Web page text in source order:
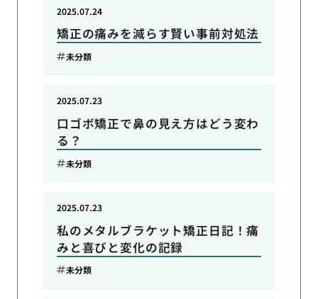
矯正の痛みを減らす賢い事前対処法
2025.07.24
未分類
口ゴボ矯正で鼻の見え方はどう変わ
る？
2025.07.23
未分類
私のメタルブラケット矯正日記！痛
みと喜びと変化の記録
2025.07.23
未分類